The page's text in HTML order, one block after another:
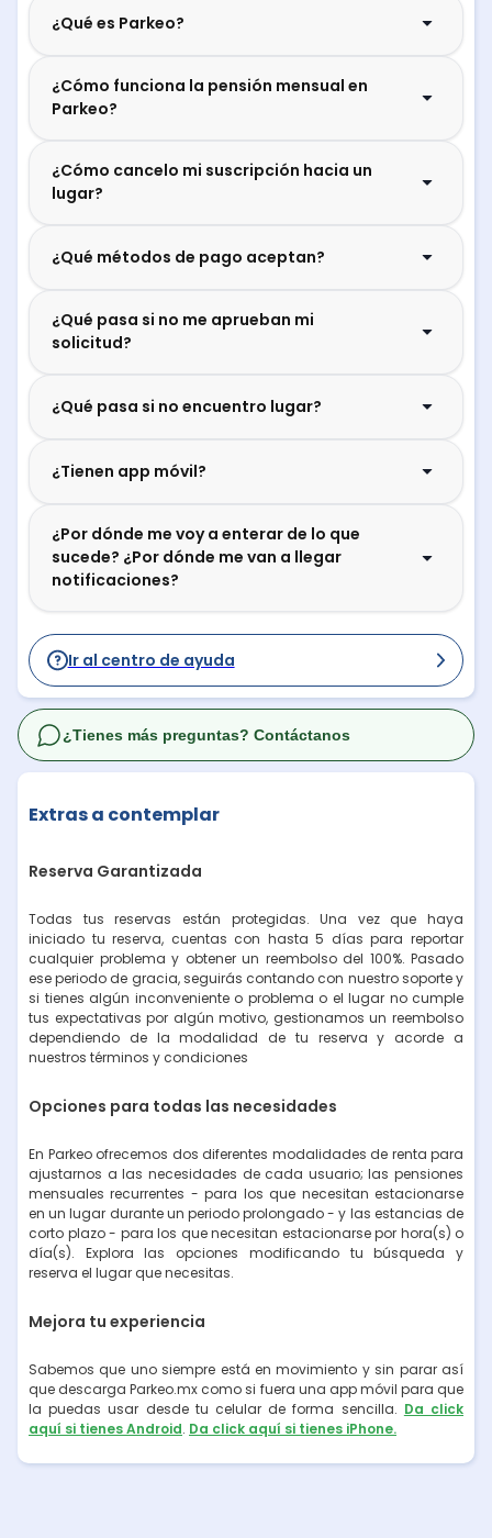
¿Qué es Parkeo?
¿Cómo funciona la pensión mensual en
Parkeo?
¿Cómo cancelo mi suscripción hacia un
lugar?
¿Qué métodos de pago aceptan?
¿Qué pasa si no me aprueban mi
solicitud?
¿Qué pasa si no encuentro lugar?
¿Tienen app móvil?
¿Por dónde me voy a enterar de lo que
sucede? ¿Por dónde me van a llegar
notificaciones?
Ir al centro de ayuda
Extras a contemplar
Reserva Garantizada
Todas tus reservas están protegidas. Una vez que haya
iniciado tu reserva, cuentas con hasta 5 días para reportar
cualquier problema y obtener un reembolso del 100%. Pasado
ese periodo de gracia, seguirás contando con nuestro soporte y
si tienes algún inconveniente o problema o el lugar no cumple
tus expectativas por algún motivo, gestionamos un reembolso
dependiendo de la modalidad de tu reserva y acorde a
nuestros términos y condiciones
Opciones para todas las necesidades
En Parkeo ofrecemos dos diferentes modalidades de renta para
ajustarnos a las necesidades de cada usuario; las pensiones
mensuales recurrentes - para los que necesitan estacionarse
en un lugar durante un periodo prolongado - y las estancias de
corto plazo - para los que necesitan estacionarse por hora(s) o
día(s). Explora las opciones modificando tu búsqueda y
reserva el lugar que necesitas.
Mejora tu experiencia
Sabemos que uno siempre está en movimiento y sin parar así
que descarga Parkeo.mx como si fuera una app móvil para que
la puedas usar desde tu celular de forma sencilla. Da click
aquí si tienes Android. Da click aquí si tienes iPhone.
¿Tienes más preguntas? Contáctanos